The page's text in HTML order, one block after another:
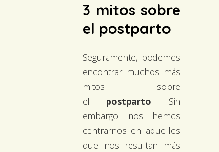
3 mitos sobre
el postparto
Seguramente, podemos
encontrar muchos más
mitos sobre
el postparto. Sin
embargo nos hemos
centrarnos en aquellos
que nos resultan más